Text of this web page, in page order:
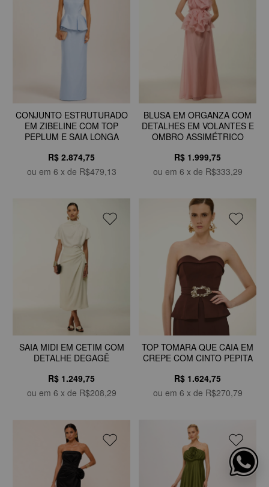
CONJUNTO ESTRUTURADO
EM ZIBELINE COM TOP
PEPLUM E SAIA LONGA
R$ 2.874,75
ou em 6 x de R$479,13
BLUSA EM ORGANZA COM
DETALHES EM VOLANTES E
OMBRO ASSIMÉTRICO
R$ 1.999,75
ou em 6 x de R$333,29
SAIA MIDI EM CETIM COM
DETALHE DEGAGÊ
R$ 1.249,75
ou em 6 x de R$208,29
TOP TOMARA QUE CAIA EM
CREPE COM CINTO PEPITA
R$ 1.624,75
ou em 6 x de R$270,79